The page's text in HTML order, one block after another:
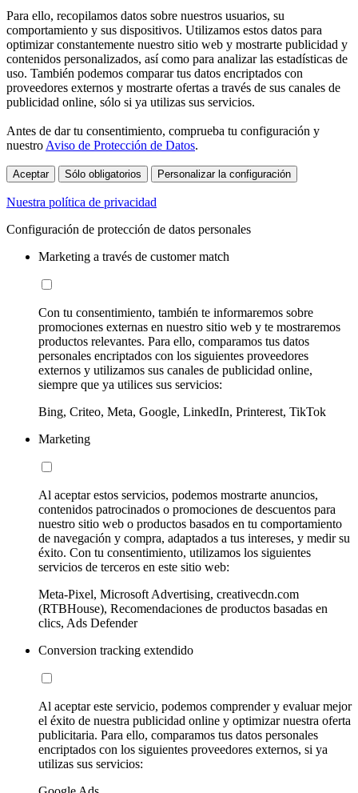
Para ello, recopilamos datos sobre nuestros usuarios, su
comportamiento y sus dispositivos. Utilizamos estos datos para
optimizar constantemente nuestro sitio web y mostrarte publicidad y
contenidos personalizados, así como para analizar las estadísticas de
uso. También podemos comparar tus datos encriptados con
proveedores externos y mostrarte ofertas a través de sus canales de
publicidad online, sólo si ya utilizas sus servicios.
Antes de dar tu consentimiento, comprueba tu configuración y
nuestro Aviso de Protección de Datos.
Aceptar Sólo obligatorios Personalizar la configuración
Nuestra política de privacidad
Configuración de protección de datos personales
Marketing a través de customer match
Con tu consentimiento, también te informaremos sobre
promociones externas en nuestro sitio web y te mostraremos
productos relevantes. Para ello, comparamos tus datos
personales encriptados con los siguientes proveedores
externos y utilizamos sus canales de publicidad online,
siempre que ya utilices sus servicios:
Bing, Criteo, Meta, Google, LinkedIn, Printerest, TikTok
Marketing
Al aceptar estos servicios, podemos mostrarte anuncios,
contenidos patrocinados o promociones de descuentos para
nuestro sitio web o productos basados en tu comportamiento
de navegación y compra, adaptados a tus intereses, y medir su
éxito. Con tu consentimiento, utilizamos los siguientes
servicios de terceros en este sitio web:
Meta-Pixel, Microsoft Advertising, creativecdn.com
(RTBHouse), Recomendaciones de productos basadas en
clics, Ads Defender
Conversion tracking extendido
Al aceptar este servicio, podemos comprender y evaluar mejor
el éxito de nuestra publicidad online y optimizar nuestra oferta
publicitaria. Para ello, comparamos tus datos personales
encriptados con los siguientes proveedores externos, si ya
utilizas sus servicios: